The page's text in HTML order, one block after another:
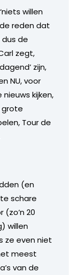
willen
reden dat
de
zegt,
zijn,
NU, voor
kijken,
grote
Tour de
(en
schare
20
willen
ze even niet
meest
van de